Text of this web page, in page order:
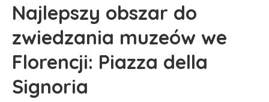
Najlepszy obszar do
zwiedzania muzeów we
Florencji: Piazza della
Signoria